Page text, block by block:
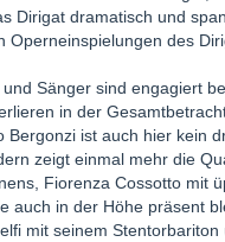
Dirigat dramatisch und
Operneinspielungen des
Sänger sind engagiert
in der
Bergonzi ist auch hier kein
zeigt einmal mehr die
Fiorenza Cossotto mit
auch in der Höhe präsent
mit seinem Stentorbariton